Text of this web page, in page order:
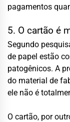
pagamentos
5. O cartão é
Segundo
de papel estão
patogênicos. A
do material de
ele não é
O cartão, por